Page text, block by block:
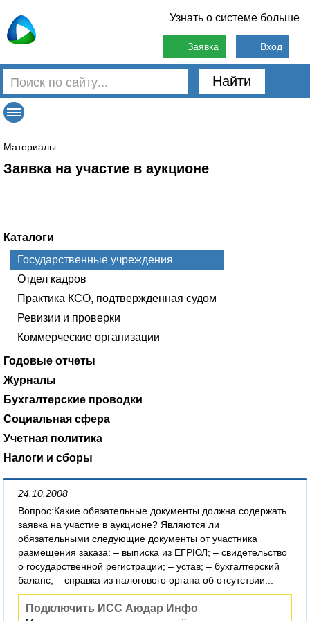
Узнать о системе больше
Заявка Вход
Найти
Материалы
Заявка на участие в аукционе
Каталоги
Государственные учреждения
Отдел кадров
Практика КСО, подтвержденная судом
Ревизии и проверки
Коммерческие организации
Годовые отчеты
Журналы
Бухгалтерские проводки
Социальная сфера
Учетная политика
Налоги и сборы
24.10.2008
Вопрос:Какие обязательные документы должна содержать
заявка на участие в аукционе? Являются ли
обязательными следующие документы от участника
размещения заказа: – выписка из ЕГРЮЛ; – свидетельство
о государственной регистрации; – устав; – бухгалтерский
баланс; – справка из налогового органа об отсутствии...
Подключить ИСС Аюдар Инфо